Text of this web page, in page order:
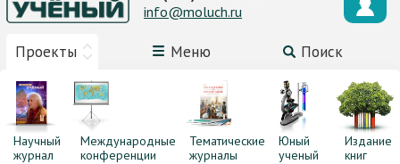
Проекты Меню Поиск
info@moluch.ru
Научный
журнал
Международные
конференции
Тематические
журналы
Юный
ученый
Издание
книг